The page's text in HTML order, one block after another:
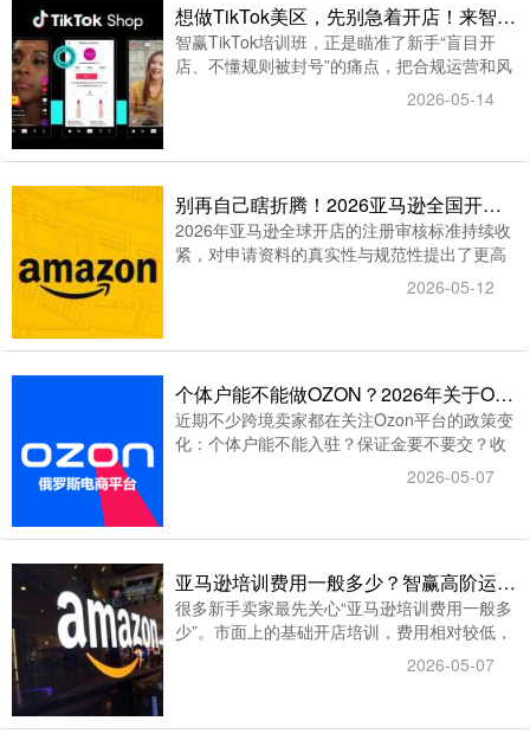
想做TikTok美区，先别急着开店！来智赢TikTok培训班，先搞懂规则再动手
智赢TikTok培训班，正是瞄准了新手“盲目开
店、不懂规则被封号”的痛点，把合规运营和风
险防控作为课程核心重点，帮你把踩坑概率降
到最低，真正做到先搞懂规则，再稳起步。
2026-05-14
别再自己瞎折腾！2026亚马逊全国开店注册，交给智赢一步到位
2026年亚马逊全球开店的注册审核标准持续收
紧，对申请资料的真实性与规范性提出了更高
要求。从营业执照、法人身份信息到地址证
明、收款账户，任一环节存在瑕疵，都可能导
行账户信息比对等环节的加入，进一步拉长了
背景下，智赢面向开展亚马逊全国开店注册的
卖家，提供从前期注册到后期运营的全流程服
务方案。
2026-05-12
个体户能不能做OZON？2026年关于OZON平台入驻条件的5个解答
近期不少跨境卖家都在关注Ozon平台的政策变
化：个体户能不能入驻？保证金要不要交？收
款能不能用支付宝？下面用五个问答形式，把
2026年Ozon平台入驻条件的5个问题逐一梳理
2026-05-07
亚马逊培训费用一般多少？智赢高阶运营课值不值？
很多新手卖家最先关心“亚马逊培训费用一般多
少”。市面上的基础开店培训，费用相对较低，
主要教注册账号、上架Listing、投基础广告。
听起来门槛不高，但学完你会发现：店是开
没见涨。
2026-05-07